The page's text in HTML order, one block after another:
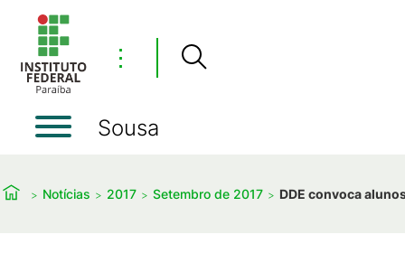
⋮
Sousa
Notícias 2017 Setembro de 2017 DDE convoca